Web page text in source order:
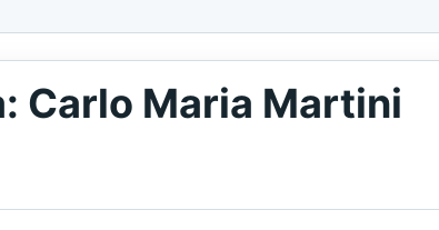
Carlo Maria Martini